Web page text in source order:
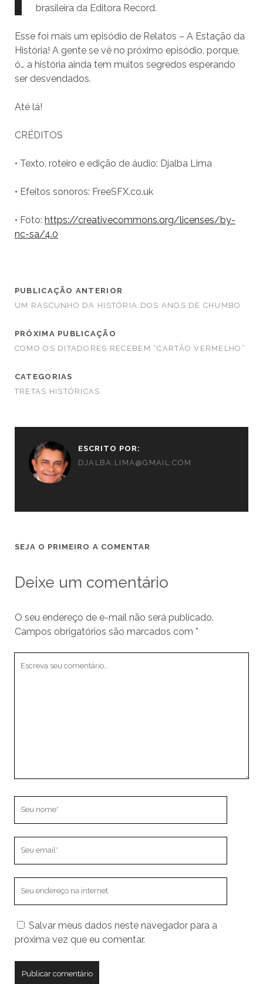
brasileira da Editora Record.
Esse foi mais um episódio de Relatos – A Estação da
História! A gente se vê no próximo episódio, porque,
ó… a história ainda tem muitos segredos esperando
ser desvendados.
Até lá!
CRÉDITOS
• Texto, roteiro e edição de áudio: Djalba Lima
• Efeitos sonoros: FreeSFX.co.uk
• Foto: https://creativecommons.org/licenses/by-
nc-sa/4.0
PUBLICAÇÃO ANTERIOR
UM RASCUNHO DA HISTÓRIA DOS ANOS DE CHUMBO
PRÓXIMA PUBLICAÇÃO
COMO OS DITADORES RECEBEM “CARTÃO VERMELHO”
CATEGORIAS
TRETAS HISTÓRICAS
ESCRITO POR:
DJALBA.LIMA@GMAIL.COM
SEJA O PRIMEIRO A COMENTAR
Deixe um comentário
O seu endereço de e-mail não será publicado.
Campos obrigatórios são marcados com *
seu
site
Salvar meus dados neste navegador para a
próxima vez que eu comentar.